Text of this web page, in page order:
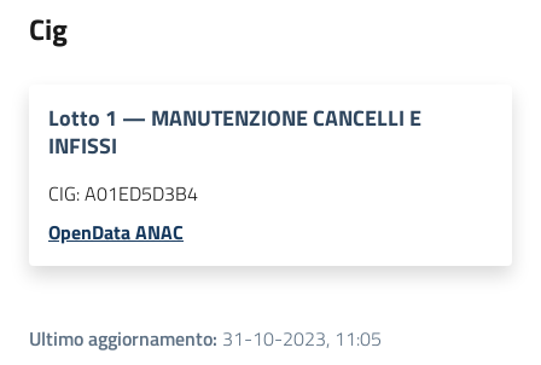
Cig
Lotto 1 — MANUTENZIONE CANCELLI E
INFISSI
CIG:A01ED5D3B4
OpenData ANAC
Ultimo aggiornamento: 31-10-2023, 11:05